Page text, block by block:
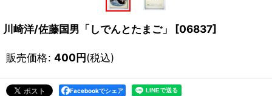
川崎洋/佐藤国男「しでんとたまご」 [06837]
販売価格: 400円(税込)
Facebookでシェア